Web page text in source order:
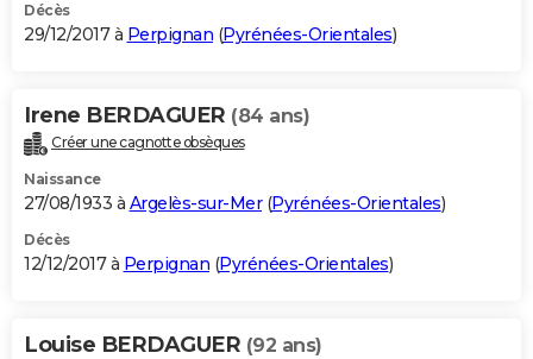
Décès
29/12/2017 à Perpignan (Pyrénées-Orientales)
Irene BERDAGUER (84 ans)
Créer une cagnotte obsèques
Naissance
27/08/1933 à Argelès-sur-Mer(Pyrénées-Orientales)
Décès
12/12/2017 à Perpignan (Pyrénées-Orientales)
Louise BERDAGUER (92 ans)